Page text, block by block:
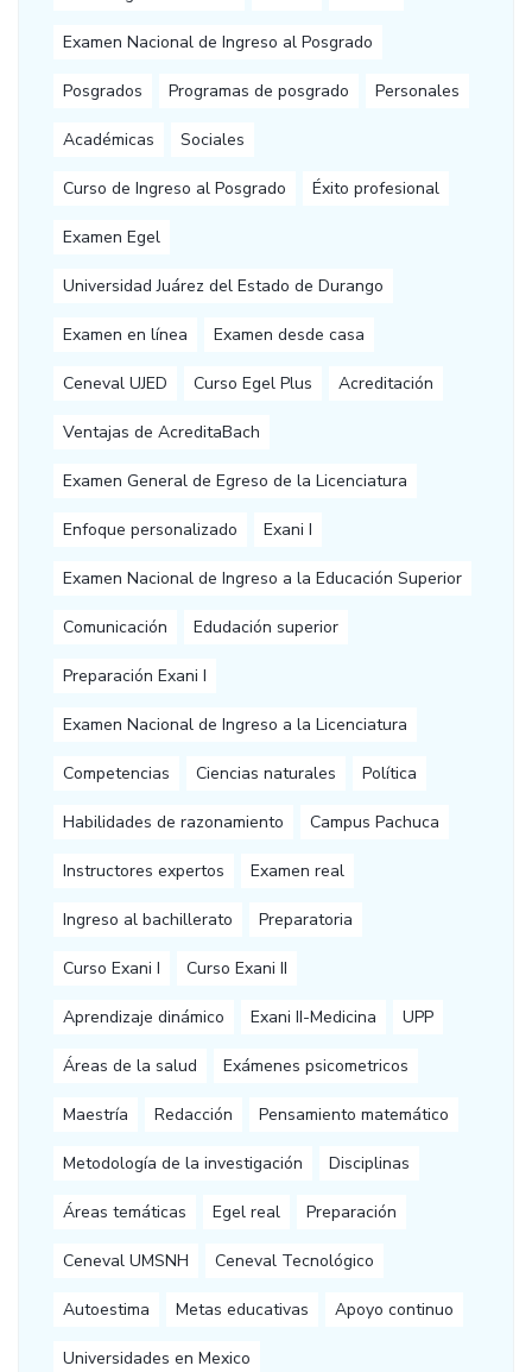
Examen Nacional de Ingreso al Posgrado
Posgrados Programas de posgrado Personales
Académicas Sociales
Curso de Ingreso al Posgrado Éxito profesional
Examen Egel
Universidad Juárez del Estado de Durango
Examen en línea Examen desde casa
Ceneval UJED Curso Egel Plus Acreditación
Ventajas de AcreditaBach
Examen General de Egreso de la Licenciatura
Enfoque personalizado Exani I
Examen Nacional de Ingreso a la Educación Superior
Comunicación Edudación superior
Preparación Exani I
Examen Nacional de Ingreso a la Licenciatura
Competencias Ciencias naturales Política
Habilidades de razonamiento Campus Pachuca
Instructores expertos Examen real
Ingreso al bachillerato Preparatoria
Curso Exani I Curso Exani II
Aprendizaje dinámico Exani II-Medicina UPP
Áreas de la salud Exámenes psicometricos
Maestría Redacción Pensamiento matemático
Metodología de la investigación Disciplinas
Áreas temáticas Egel real Preparación
Ceneval UMSNH Ceneval Tecnológico
Autoestima Metas educativas Apoyo continuo
Universidades en Mexico